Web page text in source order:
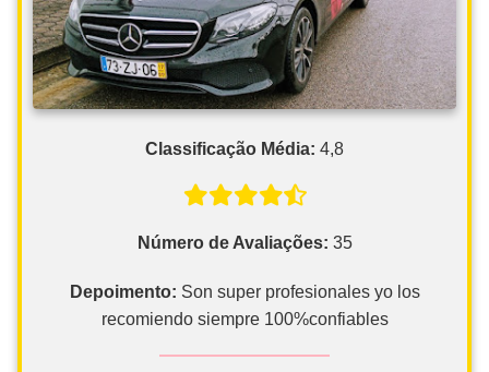
Classificação Média: 4,8
Número de Avaliações: 35
Depoimento: Son super profesionales yo los
recomiendo siempre 100%confiables